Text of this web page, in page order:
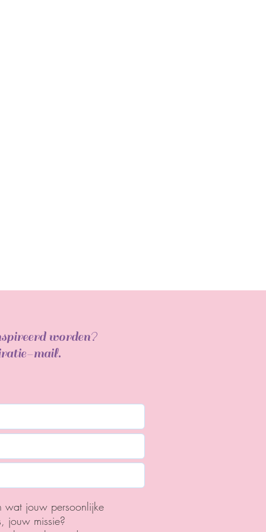
worden?
mail.
jouw persoonlijke
jouw missie?